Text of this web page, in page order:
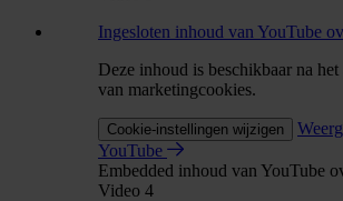
Ingesloten inhoud van YouTube
Deze inhoud is beschikbaar na het
van marketingcookies.
Cookie-instellingen wijzigen
YouTube
Embedded inhoud van YouTube
Video 4